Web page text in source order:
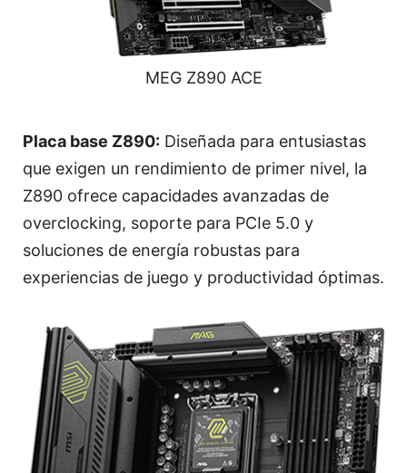
MEG Z890 ACE
Placa base Z890: Diseñada para entusiastas
que exigen un rendimiento de primer nivel, la
Z890 ofrece capacidades avanzadas de
overclocking, soporte para PCIe 5.0 y
soluciones de energía robustas para
experiencias de juego y productividad óptimas.